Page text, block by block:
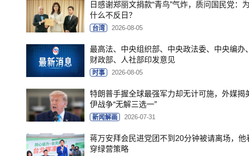
日感谢郑丽文捐款“青鸟”气炸，质问国民党：为
什么不反日？
台湾 2026-08-05
最高法、中央组织部、中央政法委、中央编办、
财政部、人社部印发意见
时事 2026-08-05
特朗普手握全球最强军力却无计可施，外媒揭
伊战争“无解三选一”
新闻解画 2026-07-31
蒋万安拜会民进党团不到20分钟被请离场，他
穿绿营策略